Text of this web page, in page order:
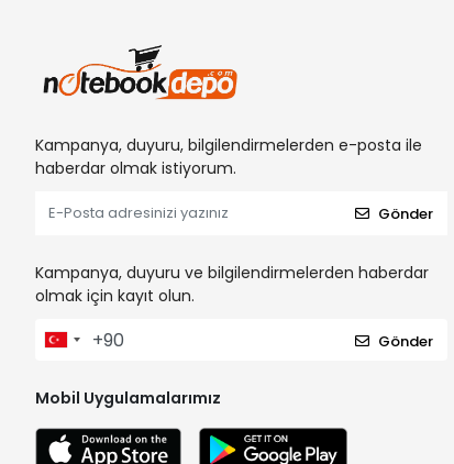
Kampanya, duyuru, bilgilendirmelerden e-posta ile
haberdar olmak istiyorum.
Gönder
Kampanya, duyuru ve bilgilendirmelerden haberdar
olmak için kayıt olun.
Gönder
Mobil Uygulamalarımız